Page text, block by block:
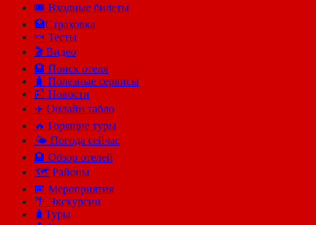
🎟️ Входные билеты
🏥Страховка
🍬 Тесты
🎬 Видео
🏨 Поиск отеля
🧳 Полезные сервисы
📰 Новости
✈️ Онлайн табло
🔥 Горящие туры
🌤️ Погода сейчас
🏨 Обзор отелей
🗺 Районы
📅 Мероприятия
🌴 Экскурсии
🧳Туры